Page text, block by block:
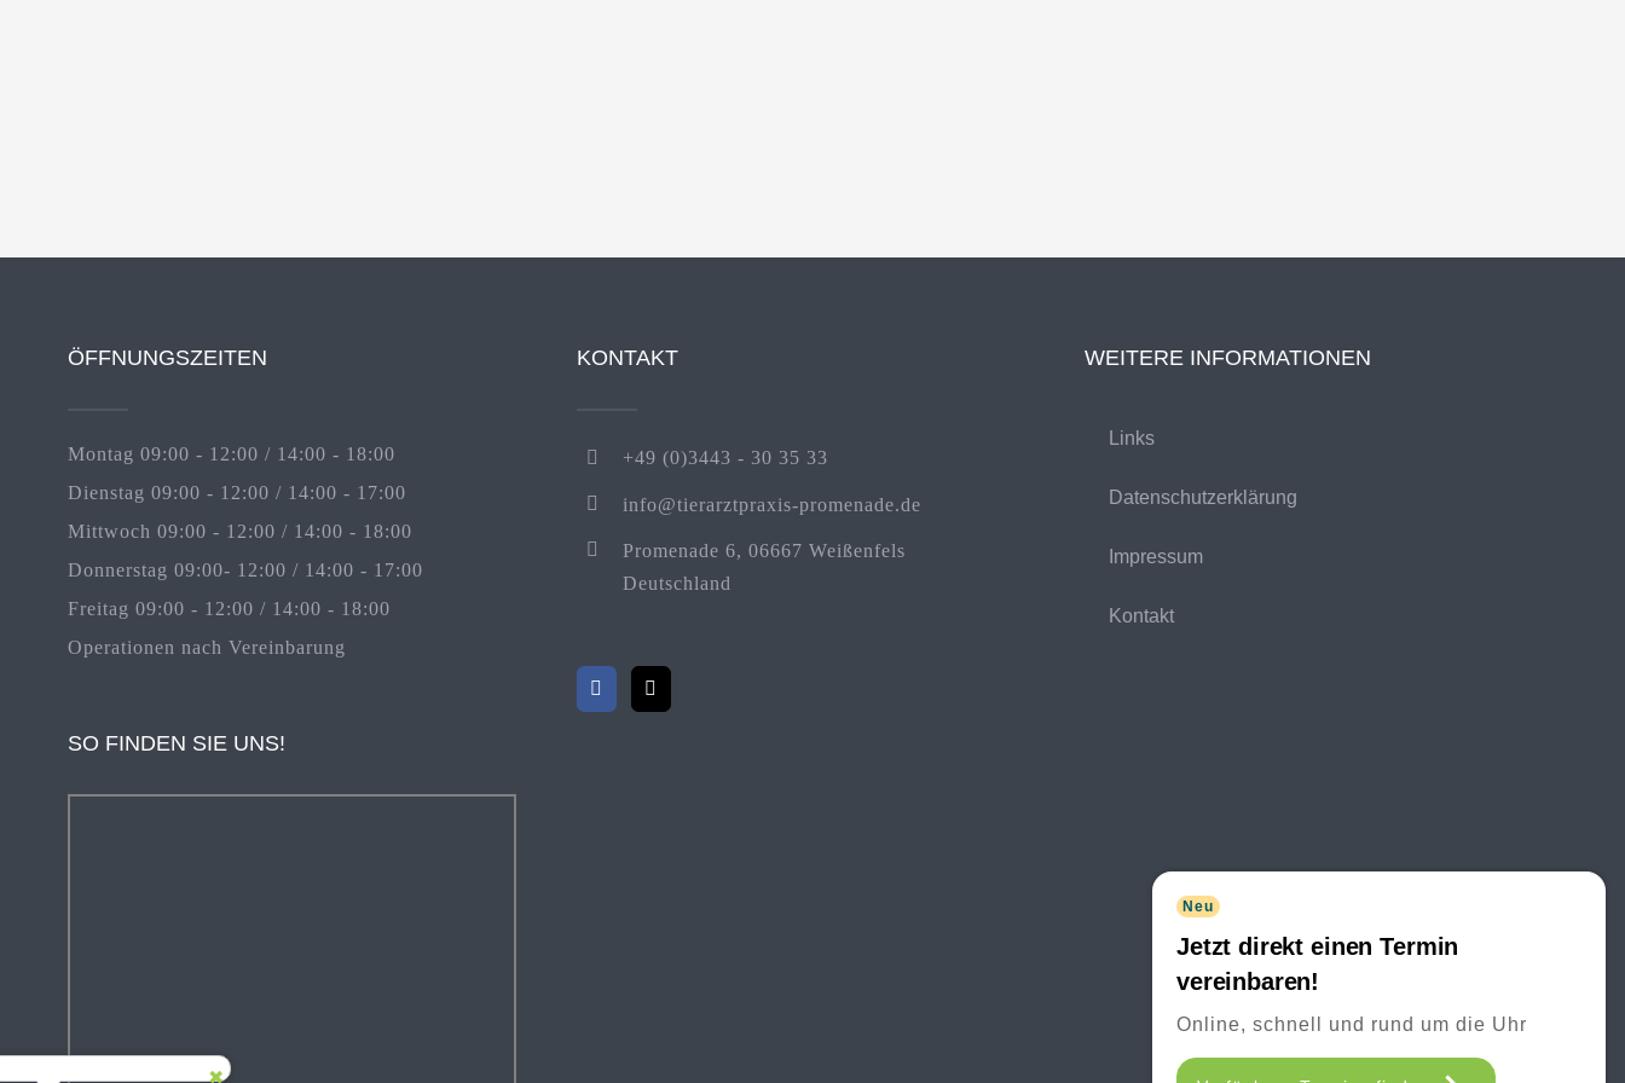
Neu
Jetzt direkt einen Termin
vereinbaren!
Online, schnell und rund um die Uhr
ÖFFNUNGSZEITEN
Montag 09:00 - 12:00 / 14:00 - 18:00
Dienstag 09:00 - 12:00 / 14:00 - 17:00
Mittwoch 09:00 - 12:00 / 14:00 - 18:00
Donnerstag 09:00- 12:00 / 14:00 - 17:00
Freitag 09:00 - 12:00 / 14:00 - 18:00
Operationen nach Vereinbarung
SO FINDEN SIE UNS!
KONTAKT
+49 (0)3443 - 30 35 33
info@tierarztpraxis-promenade.de
Promenade 6, 06667 Weißenfels
Deutschland
WEITERE INFORMATIONEN
Links
Datenschutzerklärung
Impressum
Kontakt